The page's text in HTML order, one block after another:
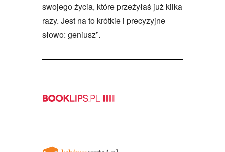
swojego życia, które przeżyłaś już kilka
razy. Jest na to krótkie i precyzyjne
słowo: geniusz”.